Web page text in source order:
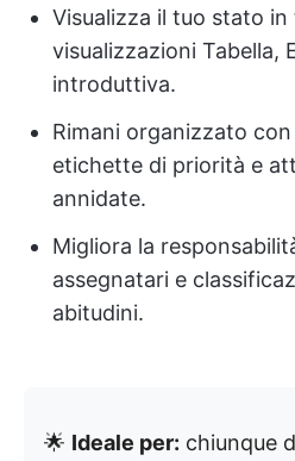
Visualizza il tuo stato
visualizzazioni Tabella,
introduttiva.
Rimani organizzato
etichette di priorità e
annidate.
Migliora la
assegnatari e
abitudini.
🌟 Ideale per: chiunque